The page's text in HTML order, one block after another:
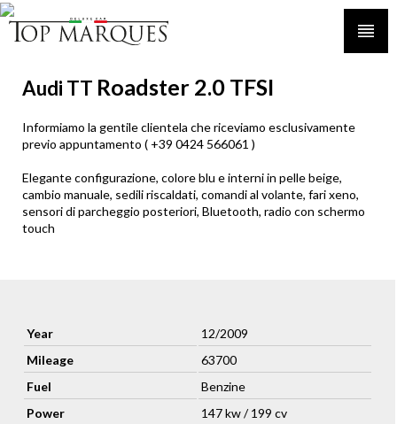
Audi TT Roadster 2.0 TFSI
Informiamo la gentile clientela che riceviamo esclusivamente
previo appuntamento ( +39 0424 566061 )
Elegante configurazione, colore blu e interni in pelle beige,
cambio manuale, sedili riscaldati, comandi al volante, fari xeno,
sensori di parcheggio posteriori, Bluetooth, radio con schermo
touch
Year
12/2009
Mileage
63700
Fuel
Benzine
Power
147 kw / 199 cv